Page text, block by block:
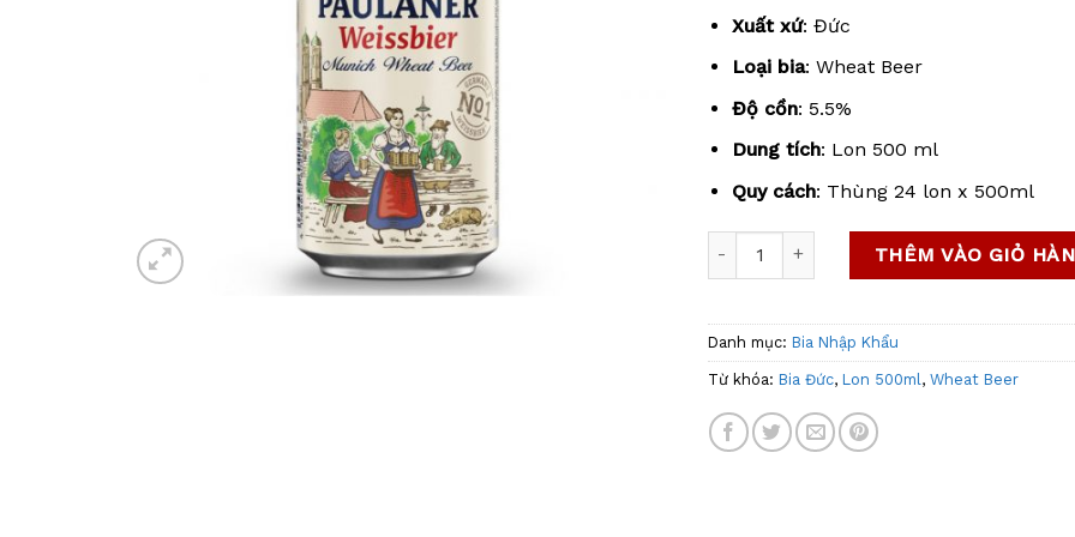
Xuất xứ: Đức
Loại bia: Wheat Beer
Độ cồn: 5.5%
Dung tích: Lon 500 ml
Quy cách: Thùng 24 lon x 500ml
[Thùng 24] Bia Đức Paulaner Weissbier
THÊM VÀO GIỎ
Danh mục: Bia Nhập Khẩu
Từ khóa: Bia Đức, Lon 500ml , Wheat Beer